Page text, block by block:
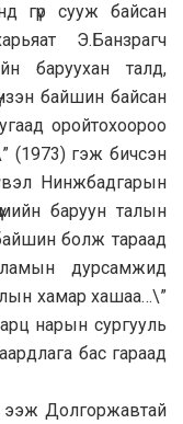
гүр сууж байсан
Э.Банзрагч
баруухан талд,
байшин байсан
оройтохоороо
(1973) гэж бичсэн
Нинжбадгарын
баруун талын
болж тараад
дурсамжид
хамар хашаа…\”
нарын сургууль
бас гараад
ээж Долгоржавтай